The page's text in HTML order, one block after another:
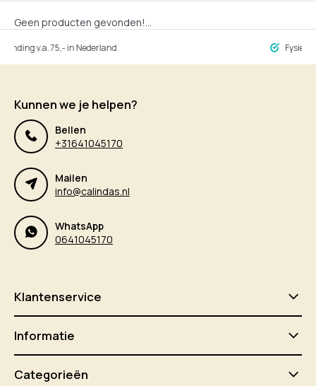
Geen producten gevonden!...
v.a. 75,- in Nederland Fysieke
Kunnen we je helpen?
Bellen
+31641045170
Mailen
info@calindas.nl
WhatsApp
0641045170
Klantenservice
Informatie
Categorieën